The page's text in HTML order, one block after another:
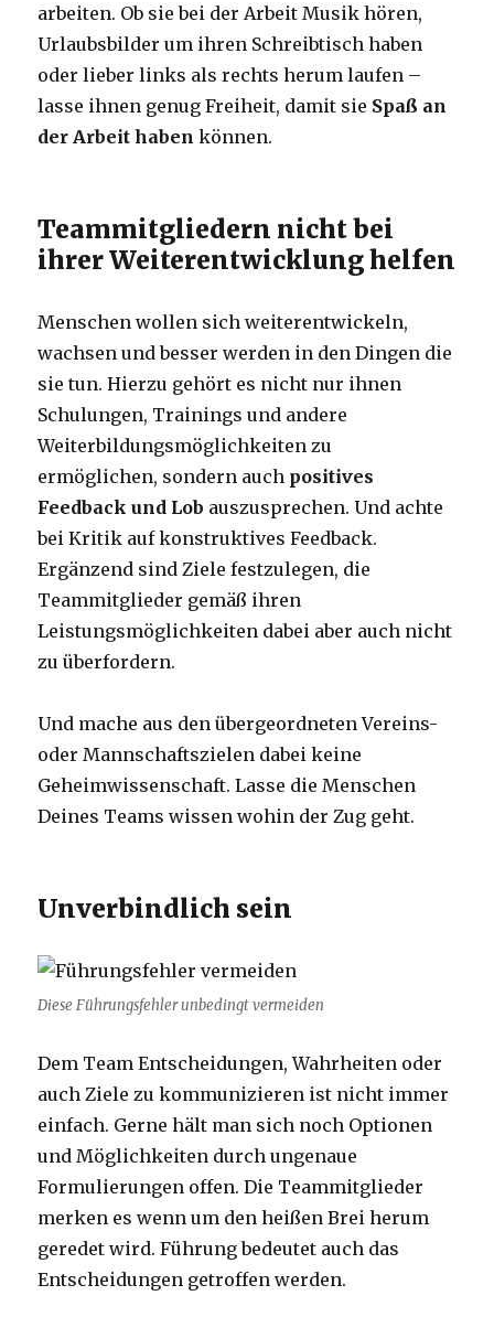
arbeiten. Ob sie bei der Arbeit Musik hören,
Urlaubsbilder um ihren Schreibtisch haben
oder lieber links als rechts herum laufen –
lasse ihnen genug Freiheit, damit sie Spaß an
der Arbeit haben können.
Teammitgliedern nicht bei
ihrer Weiterentwicklung helfen
Menschen wollen sich weiterentwickeln,
wachsen und besser werden in den Dingen die
sie tun. Hierzu gehört es nicht nur ihnen
Schulungen, Trainings und andere
Weiterbildungsmöglichkeiten zu
ermöglichen, sondern auch positives
Feedback und Lob auszusprechen. Und achte
bei Kritik auf konstruktives Feedback.
Ergänzend sind Ziele festzulegen, die
Teammitglieder gemäß ihren
Leistungsmöglichkeiten dabei aber auch nicht
zu überfordern.
Und mache aus den übergeordneten Vereins-
oder Mannschaftszielen dabei keine
Geheimwissenschaft. Lasse die Menschen
Deines Teams wissen wohin der Zug geht.
Unverbindlich sein
Diese Führungsfehler unbedingt vermeiden
Dem Team Entscheidungen, Wahrheiten oder
auch Ziele zu kommunizieren ist nicht immer
einfach. Gerne hält man sich noch Optionen
und Möglichkeiten durch ungenaue
Formulierungen offen. Die Teammitglieder
merken es wenn um den heißen Brei herum
geredet wird. Führung bedeutet auch das
Entscheidungen getroffen werden.